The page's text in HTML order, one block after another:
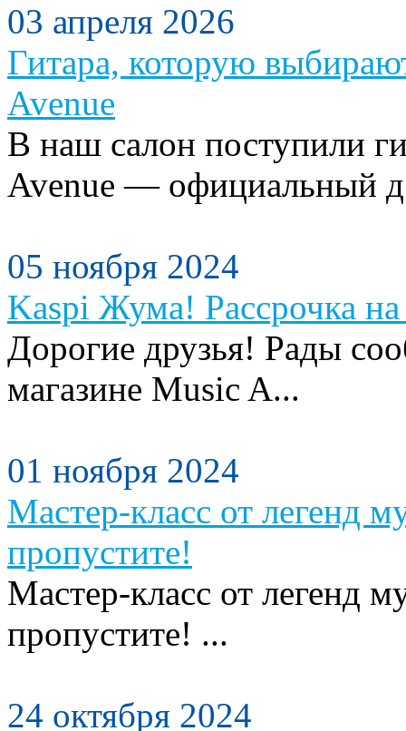
03 апреля 2026
Гитара, которую
Avenue
В наш салон поступили
Avenue — официальный
05 ноября 2024
Kaspi Жума! Рассрочка на
Дорогие друзья! Рады
магазине Music A...
01 ноября 2024
Мастер-класс от легенд
пропустите!
Мастер-класс от легенд
пропустите! ...
24 октября 2024